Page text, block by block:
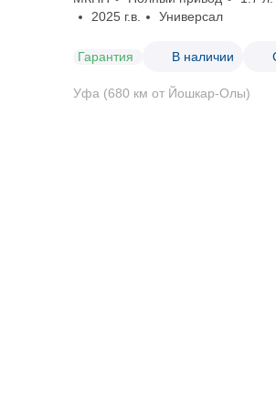
2025 г.в.
Универсал
Гарантия В наличии
Уфа (680 км от Йошкар-Олы)